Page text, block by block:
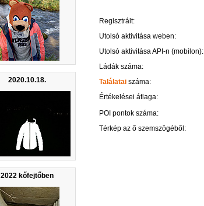
2020.10.18.
2022 kőfejtőben
Regisztrált:
Utolsó aktivitása weben:
Utolsó aktivitása API-n (mobilon):
Ládák száma:
Találatai száma:
Értékelései átlaga:
POI pontok száma:
Térkép az ő szemszögéből: